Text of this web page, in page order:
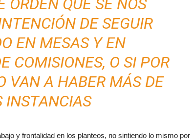
ORDEN QUE SE NOS
DE SEGUIR
EN MESAS Y EN
COMISIONES, O SI POR
VAN A HABER MÁS DE
INSTANCIAS
y frontalidad en los planteos, no sintiendo lo mismo por